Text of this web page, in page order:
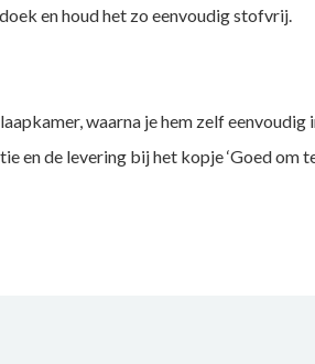
en houd het zo eenvoudig stofvrij.
waarna je hem zelf
en de levering bij het kopje ‘Goed om te